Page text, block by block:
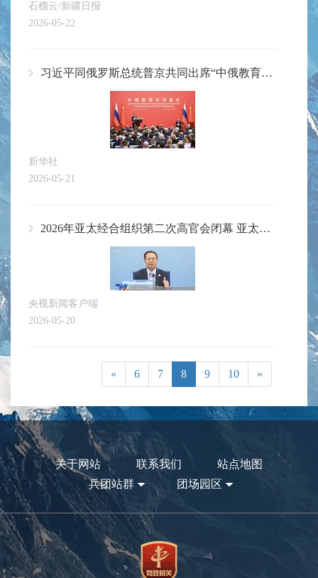
石榴云/新疆日报
2026-05-22
习近平同俄罗斯总统普京共同出席“中俄教育年”开幕式并致辞
新华社
2026-05-21
2026年亚太经合组织第二次高官会闭幕 亚太发展开启新时代
央视新闻客户端
2026-05-20
« 6 7 8 9 10 »
关于网站 联系我们
站点地图
兵团站群
团场园区